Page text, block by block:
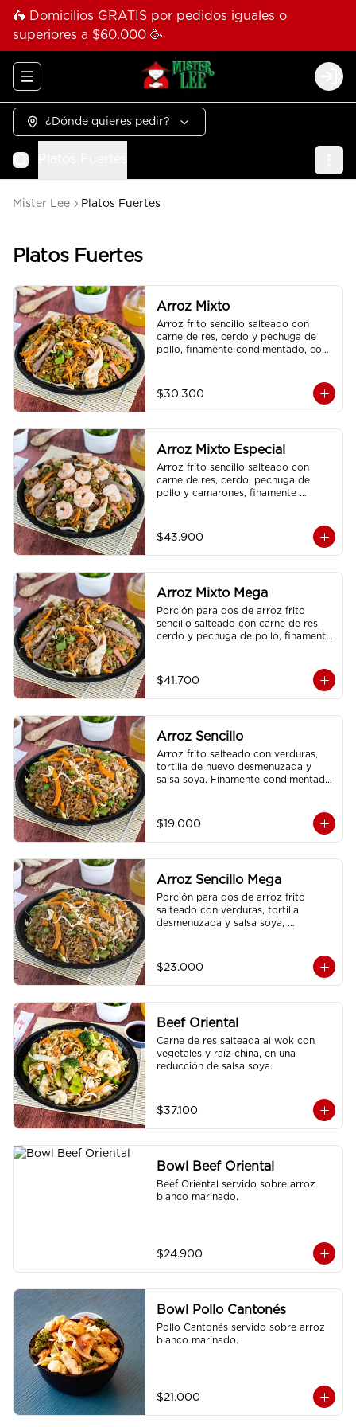
🛵 Domicilios GRATIS por pedidos iguales o
superiores a $60.000 🥳
Abrir menu de navegación
¿Dónde quieres pedir?
Mister Lee Platos Fuertes
Platos Fuertes
Arroz Mixto
Arroz frito sencillo salteado con
carne de res, cerdo y pechuga de
pollo, finamente condimentado, con
$30.300
Arroz Mixto Especial
Arroz frito sencillo salteado con
carne de res, cerdo, pechuga de
pollo y camarones, finamente
$43.900
Arroz Mixto Mega
Porción para dos de arroz frito
sencillo salteado con carne de res,
cerdo y pechuga de pollo, finamente
$41.700
Arroz Sencillo
Arroz frito salteado con verduras,
tortilla de huevo desmenuzada y
salsa soya. Finamente condimentado
$19.000
Arroz Sencillo Mega
Porción para dos de arroz frito
salteado con verduras, tortilla
desmenuzada y salsa soya,
$23.000
Beef Oriental
Carne de res salteada al wok con
vegetales y raíz china, en una
reducción de salsa soya.
$37.100
Bowl Beef Oriental
Beef Oriental servido sobre arroz
blanco marinado.
$24.900
Bowl Pollo Cantonés
Pollo Cantonés servido sobre arroz
blanco marinado.
$21.000